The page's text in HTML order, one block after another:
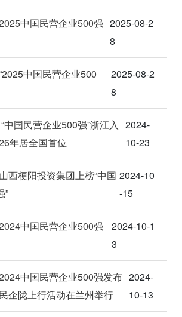
中国民营企业500强 2025-08-2
8
中国民营企业500
2025-08-2
8
中国民营企业500强”浙江入
年居全国首位
2024-
10-23
西梗阳投资集团上榜“中国
”
2024-10
-15
中国民营企业500强
2024-10-1
3
中国民营企业500强发布
企陇上行活动在兰州举行
2024-
10-13